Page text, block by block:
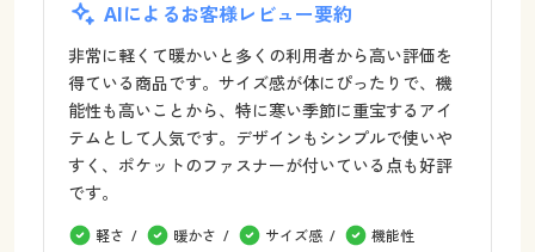
AIによるお客様レビュー要約
非常に軽くて暖かいと多くの利用者から高い評価を
得ている商品です。サイズ感が体にぴったりで、機
能性も高いことから、特に寒い季節に重宝するアイ
テムとして人気です。デザインもシンプルで使いや
すく、ポケットのファスナーが付いている点も好評
です。
軽さ 暖かさ サイズ感
機能性